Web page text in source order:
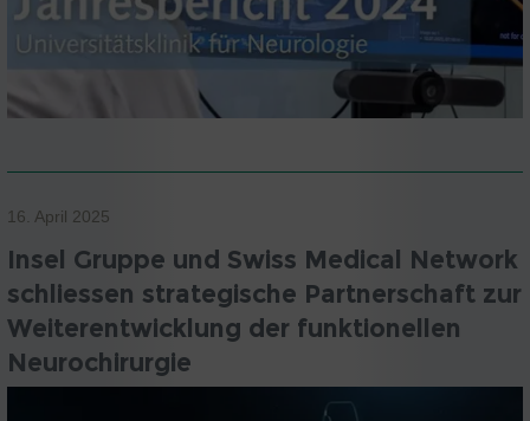
16. April 2025
Insel Gruppe und Swiss Medical Network
schliessen strategische Partnerschaft zur
Weiterentwicklung der funktionellen
Neurochirurgie